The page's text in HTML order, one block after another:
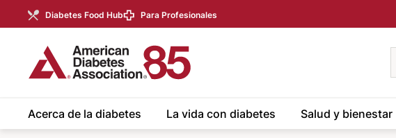
Skip to Main content
Diabetes Food Hub Para Profesionales
Acerca de la diabetes La vida con diabetes Salud y bienestar
content